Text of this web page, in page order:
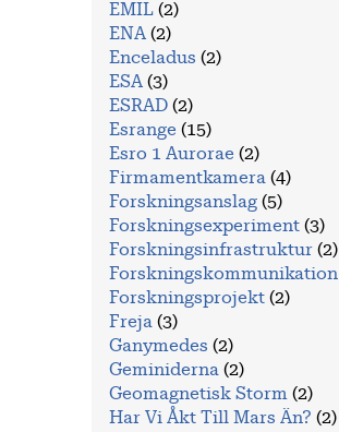
EMIL (2)
ENA (2)
Enceladus (2)
ESA (3)
ESRAD (2)
Esrange (15)
Esro 1 Aurorae (2)
Firmamentkamera (4)
Forskningsanslag (5)
Forskningsexperiment (3)
Forskningsinfrastruktur (2)
Forskningskommunikation
Forskningsprojekt (2)
Freja (3)
Ganymedes (2)
Geminiderna (2)
Geomagnetisk Storm (2)
Har Vi Åkt Till Mars Än? (2)